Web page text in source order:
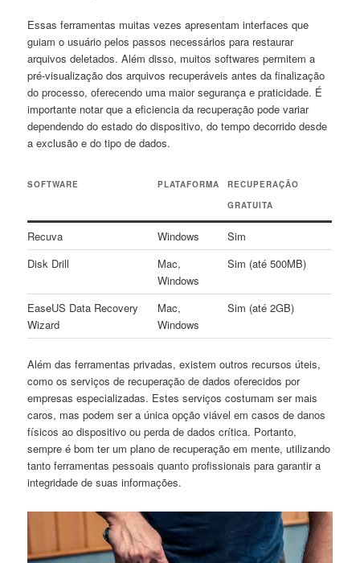
Essas ferramentas muitas vezes apresentam interfaces que
guiam o usuário pelos passos necessários ‌para restaurar
arquivos deletados. Além disso, muitos softwares permitem a
pré-visualização dos arquivos recuperáveis antes da finalização
do⁢ processo, oferecendo uma maior segurança e⁣ praticidade. É
importante notar ‍que a eficiencia da recuperação pode variar
dependendo do estado⁢ do‍ dispositivo, do⁤ tempo decorrido desde
a exclusão e do⁢ tipo de dados.
SOFTWARE PLATAFORMA
RECUPERAÇÃO
GRATUITA
Recuva Windows
Sim
Disk ​Drill
Mac,
Windows
Sim (até 500MB)
EaseUS Data Recovery
Wizard
Mac,
Windows
Sim (até 2GB)
Além das ferramentas privadas, existem‍ outros ‌recursos úteis,
como os serviços de recuperação ⁢de dados oferecidos por
empresas especializadas. Estes serviços costumam ser mais
caros, mas podem ser ⁣a ⁣única ⁣opção ⁣viável em⁢ casos de danos
físicos ao dispositivo ou perda​ de dados crítica. Portanto,
sempre é bom ter​ um plano de recuperação em mente, utilizando
tanto ferramentas pessoais quanto profissionais para garantir ⁤a
integridade de suas informações.